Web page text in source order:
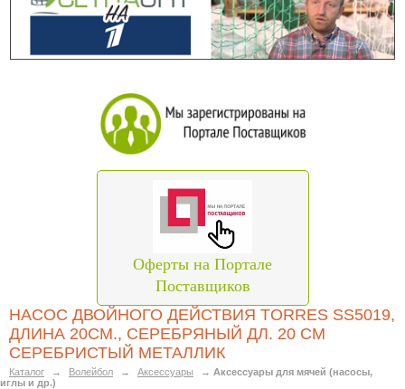
Оферты на Портале
Поставщиков
НАСОС ДВОЙНОГО ДЕЙСТВИЯ TORRES SS5019,
ДЛИНА 20СМ., СЕРЕБРЯНЫЙ ДЛ. 20 СМ
СЕРЕБРИСТЫЙ МЕТАЛЛИК
Каталог → Волейбол → Аксессуары → Аксессуары для мячей (насосы,
иглы и др.)